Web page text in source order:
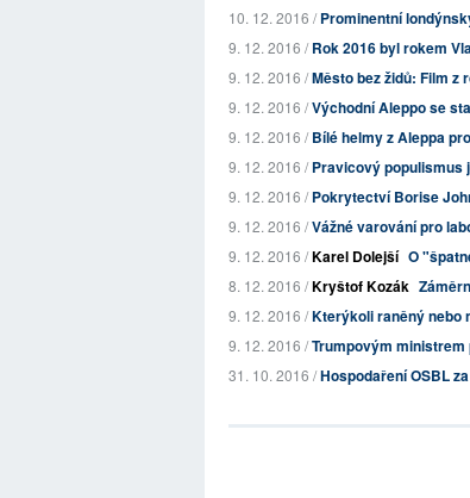
10. 12. 2016 /Prominentní
9. 12. 2016 /Rok 2016 byl rokem
9. 12. 2016 /Město bez židů: Film z
9. 12. 2016 /Východní Aleppo se
9. 12. 2016 /Bílé helmy z Aleppa
9. 12. 2016 /Pravicový populismus
9. 12. 2016 /Pokrytectví Borise
9. 12. 2016 /Vážné varování pro
9. 12. 2016 /Karel Dolejší O
8. 12. 2016 /Kryštof Kozák
9. 12. 2016 /Kterýkoli raněný nebo
9. 12. 2016 /Trumpovým ministrem
31. 10. 2016 /Hospodaření OSBL